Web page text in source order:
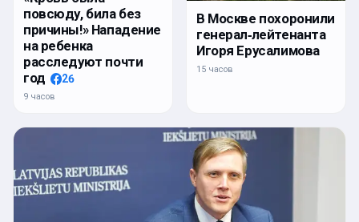
повсюду, била без
причины!» Нападение
на ребенка
расследуют почти
год
26
9 часов
В Москве похоронили
генерал‑лейтенанта
Игоря Ерусалимова
15 часов